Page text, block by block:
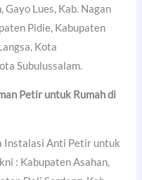
Lues, Kab. Nagan
Pidie, Kabupaten
Kota
Subulussalam.
Petir untuk Rumah di
Instalasi Anti Petir untuk
: Kabupaten Asahan,